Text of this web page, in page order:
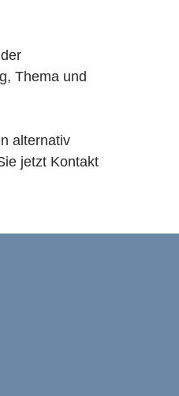
Thema und
alternativ
jetzt Kontakt